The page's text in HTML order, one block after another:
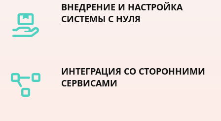
ВНЕДРЕНИЕ И НАСТРОЙКА
СИСТЕМЫ С НУЛЯ
ИНТЕГРАЦИЯ СО СТОРОННИМИ
СЕРВИСАМИ